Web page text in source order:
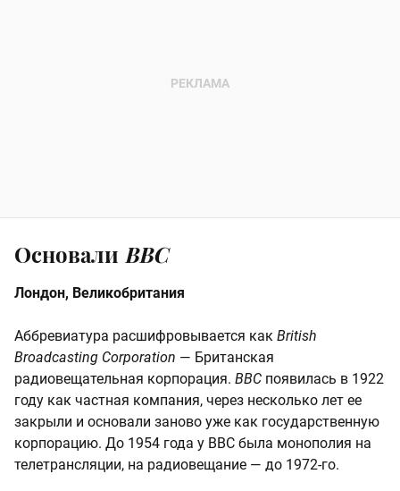
Основали BBC
Лондон, Великобритания
Аббревиатура расшифровывается как British
Broadcasting Corporation — Британская
радиовещательная корпорация. BBC появилась в 1922
году как частная компания, через несколько лет ее
закрыли и основали заново уже как государственную
корпорацию. До 1954 года у BBC была монополия на
телетрансляции, на радиовещание — до 1972-го.